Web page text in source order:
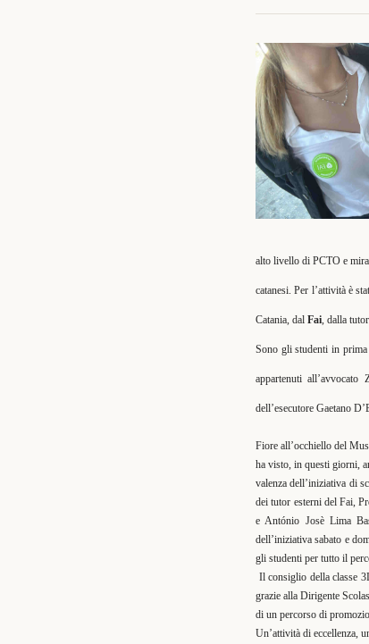
alto livello di PCTO e
catanesi. Per l’attività è
Catania, dal Fai, dalla
Sono gli studenti in
appartenuti
dell’esecutore Gaetano
Fiore all’occhiello del
ha visto, in questi giorni,
valenza dell’iniziativa di
dei tutor esterni del Fai,
e António Josè Lima
dell’iniziativa sabato e
gli studenti per tutto il
Il consiglio della classe
grazie alla Dirigente
di un percorso di
Un’attività di eccellenza,